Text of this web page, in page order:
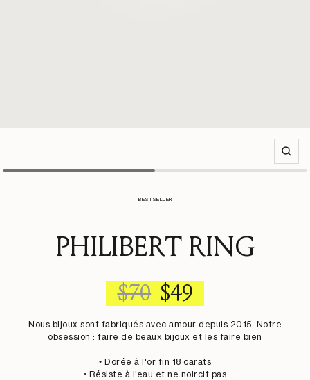
Zoom
BESTSELLER
PHILIBERT RING
REGULAR
PRICE
$70 SALE
PRICE
$49
Nous bijoux sont fabriqués avec amour depuis 2015. Notre
obsession : faire de beaux bijoux et les faire bien
• Dorée à l'or fin 18 carats
• Résiste à l’eau et ne noircit pas